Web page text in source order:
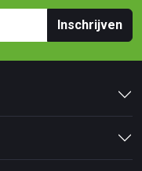
Inschrijven